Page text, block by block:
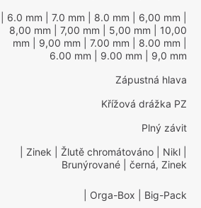
| 6.0 mm | 7.0 mm | 8.0 mm | 6,00 mm
8,00 mm | 7,00 mm | 5,00 mm | 10,00
mm | 9,00 mm | 7.00 mm | 8.00 mm
6.00 mm | 9.00 mm | 9,0 mm
Zápustná hlava
Křížová drážka PZ
Plný závit
| Zinek | Žlutě chromátováno | Nikl
Brunýrované | černá, Zinek
| Orga-Box | Big-Pack